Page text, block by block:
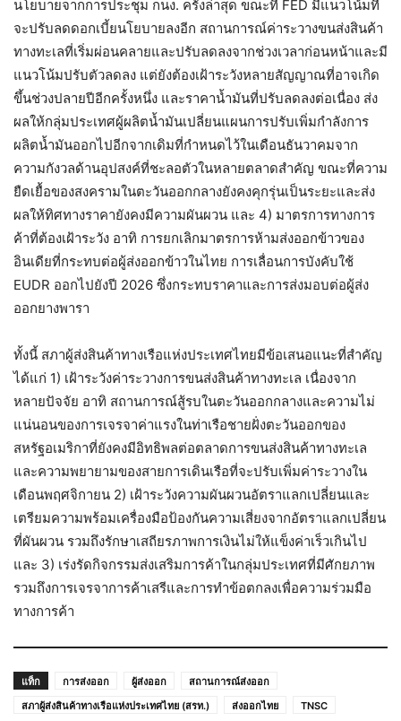
นโยบายจากการประชุม กนง. ครั้งล่าสุด ขณะที่ FED มีแนวโน้มที่
จะปรับลดดอกเบี้ยนโยบายลงอีก สถานการณ์ค่าระวางขนส่งสินค้า
ทางทะเลที่เริ่มผ่อนคลายและปรับลดลงจากช่วงเวลาก่อนหน้าและมี
แนวโน้มปรับตัวลดลง แต่ยังต้องเฝ้าระวังหลายสัญญาณที่อาจเกิด
ขึ้นช่วงปลายปีอีกครั้งหนึ่ง และราคาน้ำมันที่ปรับลดลงต่อเนื่อง ส่ง
ผลให้กลุ่มประเทศผู้ผลิตน้ำมันเปลี่ยนแผนการปรับเพิ่มกำลังการ
ผลิตน้ำมันออกไปอีกจากเดิมที่กำหนดไว้ในเดือนธันวาคมจาก
ความกังวลด้านอุปสงค์ที่ชะลอตัวในหลายตลาดสำคัญ ขณะที่ความ
ยืดเยื้อของสงครามในตะวันออกกลางยังคงคุกรุ่นเป็นระยะและส่ง
ผลให้ทิศทางราคายังคงมีความผันผวน และ 4) มาตรการทางการ
ค้าที่ต้องเฝ้าระวัง อาทิ การยกเลิกมาตรการห้ามส่งออกข้าวของ
อินเดียที่กระทบต่อผู้ส่งออกข้าวในไทย การเลื่อนการบังคับใช้
EUDR ออกไปยังปี 2026 ซึ่งกระทบราคาและการส่งมอบต่อผู้ส่ง
ออกยางพารา
ทั้งนี้ สภาผู้ส่งสินค้าทางเรือแห่งประเทศไทยมีข้อเสนอแนะที่สำคัญ
ได้แก่ 1) เฝ้าระวังค่าระวางการขนส่งสินค้าทางทะเล เนื่องจาก
หลายปัจจัย อาทิ สถานการณ์สู้รบในตะวันออกกลางและความไม่
แน่นอนของการเจรจาค่าแรงในท่าเรือชายฝั่งตะวันออกของ
สหรัฐอเมริกาที่ยังคงมีอิทธิพลต่อตลาดการขนส่งสินค้าทางทะเล
และความพยายามของสายการเดินเรือที่จะปรับเพิ่มค่าระวางใน
เดือนพฤศจิกายน 2) เฝ้าระวังความผันผวนอัตราแลกเปลี่ยนและ
เตรียมความพร้อมเครื่องมือป้องกันความเสี่ยงจากอัตราแลกเปลี่ยน
ที่ผันผวน รวมถึงรักษาเสถียรภาพการเงินไม่ให้แข็งค่าเร็วเกินไป
และ 3) เร่งรัดกิจกรรมส่งเสริมการค้าในกลุ่มประเทศที่มีศักยภาพ
รวมถึงการเจรจาการค้าเสรีและการทำข้อตกลงเพื่อความร่วมมือ
ทางการค้า
แท็ก การส่งออก ผู้ส่งออก
สถานการณ์ส่งออก
สภาผู้ส่งสินค้าทางเรือแห่งประเทศไทย (สรท.)
ส่งออกไทย TNSC